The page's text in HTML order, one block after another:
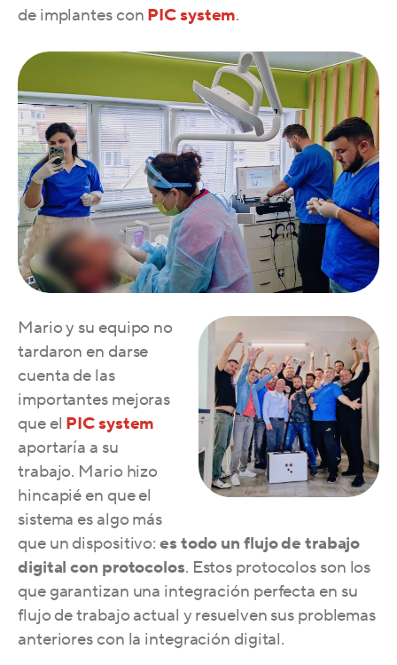
de implantes con PIC system.
Mario y su equipo no
tardaron en darse
cuenta de las
importantes mejoras
que el PIC system
aportaría a su
trabajo. Mario hizo
hincapié en que el
sistema es algo más
que un dispositivo: es todo un flujo de trabajo
digital con protocolos. Estos protocolos son los
que garantizan una integración perfecta en su
flujo de trabajo actual y resuelven sus problemas
anteriores con la integración digital.